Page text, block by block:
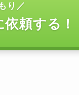
り／
頼する！